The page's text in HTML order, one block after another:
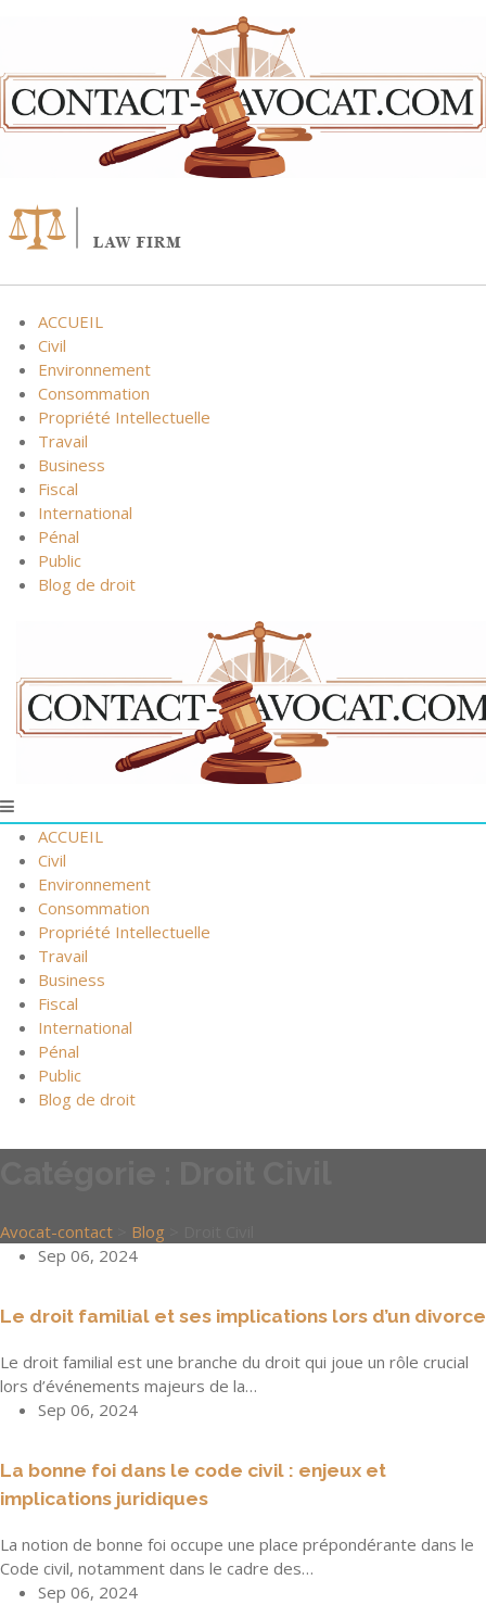
ACCUEIL
Civil
Environnement
Consommation
Propriété Intellectuelle
Travail
Business
Fiscal
International
Pénal
Public
Blog de droit
ACCUEIL
Civil
Environnement
Consommation
Propriété Intellectuelle
Travail
Business
Fiscal
International
Pénal
Public
Blog de droit
Avocat-contact Blog
Sep 06, 2024
Le droit familial et ses implications lors d’un divorce
Le droit familial est une branche du droit qui joue un rôle crucial
lors d’événements majeurs de la…
Sep 06, 2024
La bonne foi dans le code civil : enjeux et
implications juridiques
La notion de bonne foi occupe une place prépondérante dans le
Code civil, notamment dans le cadre des…
Sep 06, 2024